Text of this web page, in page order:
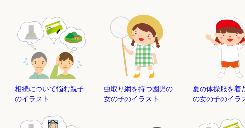
相続について悩む親子
のイラスト
虫取り網を持つ園児の
女の子のイラスト
夏の体操服を着
の女の子のイラ